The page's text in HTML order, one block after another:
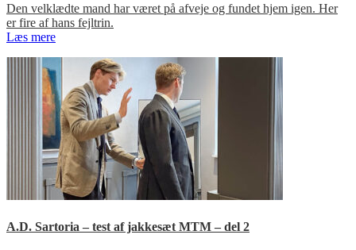
Den velklædte mand har været på afveje og fundet hjem igen. Her
er fire af hans fejltrin.
Læs mere
A.D. Sartoria – test af jakkesæt MTM – del 2